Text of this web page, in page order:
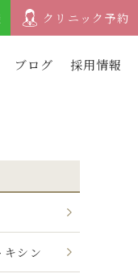
クリニック予約
ブログ 採用情報
キシン